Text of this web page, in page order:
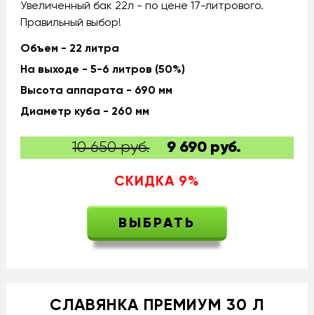
Увеличенный бак 22л - по цене 17-литрового.
Правильный выбор!
Объем - 22 литра
На выходе - 5-6 литров (50%)
Высота аппарата - 690 мм
Диаметр куба - 260 мм
10 650 руб. 9 690 руб.
СКИДКА 9%
ВЫБРАТЬ
СЛАВЯНКА ПРЕМИУМ 30 Л